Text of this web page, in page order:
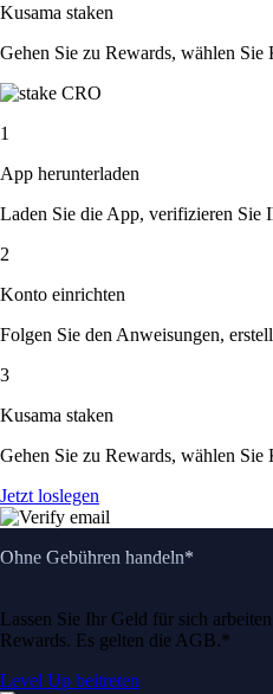
Kusama staken
Gehen Sie zu Rewards, wählen Sie
1
App herunterladen
Laden Sie die App, verifizieren Sie
2
Konto einrichten
Folgen Sie den Anweisungen,
3
Kusama staken
Gehen Sie zu Rewards, wählen Sie
Jetzt loslegen
Ohne Gebühren handeln*
Lassen Sie Ihr Geld für sich
Rewards. Es gelten die AGB.*
Level Up beitreten